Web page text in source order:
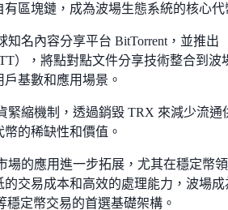
有區塊鏈，成為波場生態系統的核心代
知名內容分享平台 BitTorrent，並推出
），將點對點文件分享技術整合到波
基數和應用場景。
緊縮機制，透過銷毀 TRX 來減少流通
的稀缺性和價值。
場的應用進一步拓展，尤其在穩定幣
的交易成本和高效的處理能力，波場成
穩定幣交易的首選基礎架構。